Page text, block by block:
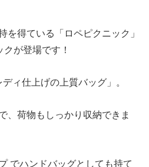
を得ている「ロペピクニック」
クが登場です！
ィ仕上げの上質バッグ」。
、荷物もしっかり収納できま
でハンドバッグとしても持て